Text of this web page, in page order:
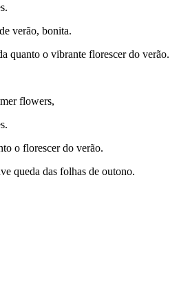
verão, bonita.
quanto o vibrante florescer do verão.
flowers,
o florescer do verão.
queda das folhas de outono.